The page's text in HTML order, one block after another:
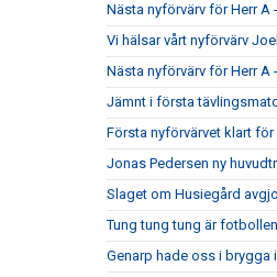
Nästa nyförvärv för Herr A
Vi hälsar vårt nyförvärv
Nästa nyförvärv för Herr A
Jämnt i första
Första nyförvärvet klart för
Jonas Pedersen ny
Slaget om Husiegård
Tung tung tung är
Genarp hade oss i brygga